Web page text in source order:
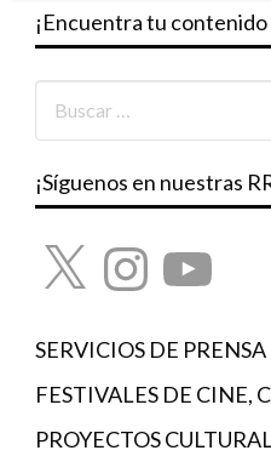
¡Encuentra tu
¡Síguenos en nuestras
X InstagramYouTube
SERVICIOS DE
FESTIVALES DE CINE,
PROYECTOS